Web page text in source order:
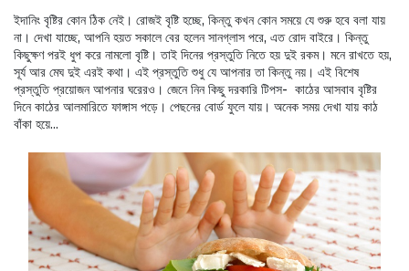
ইদানিং বৃষ্টির কোন ঠিক নেই। রোজই বৃষ্টি হচ্ছে, কিন্তু কখন কোন সময়ে যে শুরু হবে বলা যায়
না। দেখা যাচ্ছে, আপনি হয়ত সকালে বের হলেন সানগ্লাস পরে, এত রোদ বাইরে। কিন্তু
কিছুক্ষণ পরই ধুপ করে নামলো বৃষ্টি। তাই দিনের প্রস্তুতি নিতে হয় দুই রকম। মনে রাখতে হয়,
সূর্য আর মেঘ দুই এরই কথা। এই প্রস্তুতি শুধু যে আপনার তা কিন্তু নয়। এই বিশেষ
প্রস্তুতি প্রয়োজন আপনার ঘরেরও। জেনে নিন কিছু দরকারি টিপস- কাঠের আসবাব বৃষ্টির
দিনে কাঠের আলমারিতে ফাঙ্গাস পড়ে। পেছনের বোর্ড ফুলে যায়। অনেক সময় দেখা যায় কাঠ
বাঁকা হয়ে...